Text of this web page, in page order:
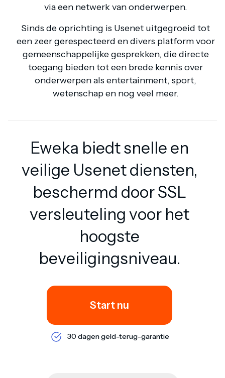
via een netwerk van onderwerpen.
Sinds de oprichting is Usenet uitgegroeid tot
een zeer gerespecteerd en divers platform voor
gemeenschappelijke gesprekken, die directe
toegang bieden tot een brede kennis over
onderwerpen als entertainment, sport,
wetenschap en nog veel meer.
Eweka biedt snelle en
veilige Usenet diensten,
beschermd door SSL
versleuteling voor het
hoogste
beveiligingsniveau.
Start nu
30 dagen geld-terug-garantie